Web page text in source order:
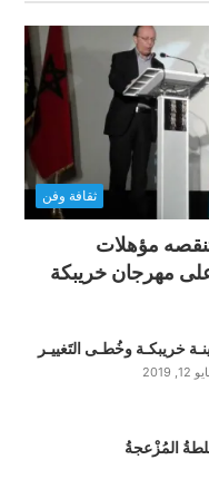
ثقافة وفن
مؤهلات
مهرجان خريبكة
خريبكـة وخُطـى التَغييـر
12, 2019
المُزْعجةُ